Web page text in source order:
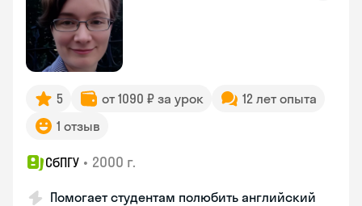
5 от 1090 ₽ за урок
12 лет опыта
1 отзыв
СбПГУ • 2000 г.
Помогает студентам полюбить английский